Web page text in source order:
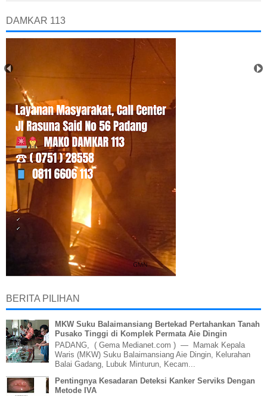
DAMKAR 113
BERITA PILIHAN
MKW Suku Balaimansiang Bertekad Pertahankan Tanah
Pusako Tinggi di Komplek Permata Aie Dingin
PADANG, ( Gema Medianet.com ) — Mamak Kepala
Waris (MKW) Suku Balaimansiang Aie Dingin, Kelurahan
Balai Gadang, Lubuk Minturun, Kecam...
Pentingnya Kesadaran Deteksi Kanker Serviks Dengan
Metode IVA